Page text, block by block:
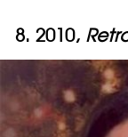
8. 2010,